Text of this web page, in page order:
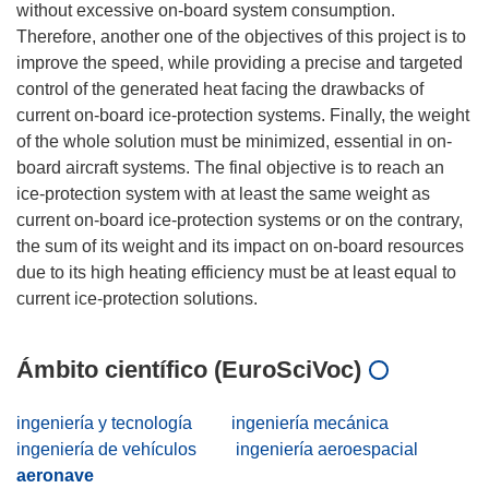
without excessive on-board system consumption.
Therefore, another one of the objectives of this project is to
improve the speed, while providing a precise and targeted
control of the generated heat facing the drawbacks of
current on-board ice-protection systems. Finally, the weight
of the whole solution must be minimized, essential in on-
board aircraft systems. The final objective is to reach an
ice-protection system with at least the same weight as
current on-board ice-protection systems or on the contrary,
the sum of its weight and its impact on on-board resources
due to its high heating efficiency must be at least equal to
Ámbito científico (EuroSciVoc)
ingeniería y tecnología
ingeniería mecánica
ingeniería de vehículos
ingeniería aeroespacial
aeronave